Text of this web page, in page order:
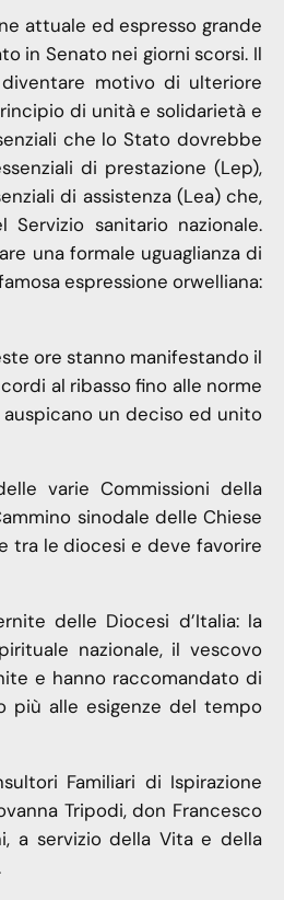
attuale ed espresso grande
in Senato nei giorni scorsi. Il
motivo di ulteriore
di unità e solidarietà e
che lo Stato dovrebbe
di prestazione (Lep),
di assistenza (Lea) che,
sanitario nazionale.
una formale uguaglianza di
espressione orwelliana:
ore stanno manifestando il
al ribasso fino alle norme
un deciso ed unito
varie Commissioni della
sinodale delle Chiese
tra le diocesi e deve favorire
delle Diocesi d’Italia: la
nazionale, il vescovo
e hanno raccomandato di
più alle esigenze del tempo
Familiari di Ispirazione
Tripodi, don Francesco
a servizio della Vita e della